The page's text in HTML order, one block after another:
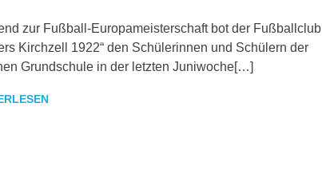
zur Fußball-Europameisterschaft bot der Fußballclub
Kirchzell 1922“ den Schülerinnen und Schülern der
Grundschule in der letzten Juniwoche[…]